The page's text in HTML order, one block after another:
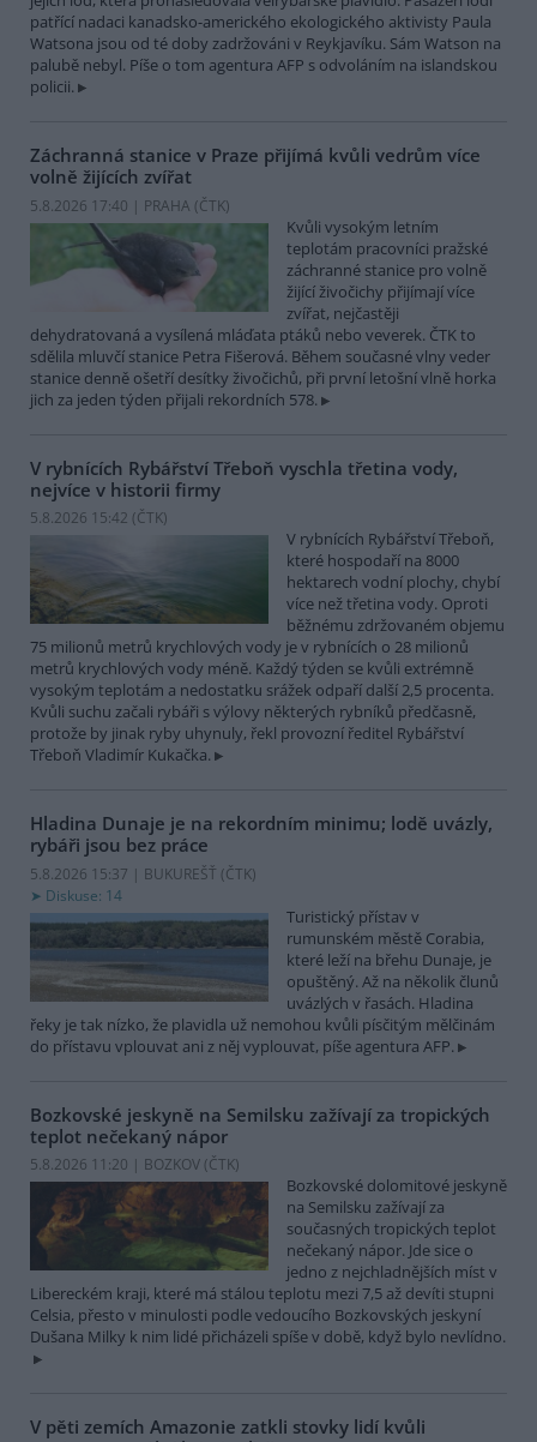
patřící nadaci kanadsko-amerického ekologického aktivisty Paula
Watsona jsou od té doby zadržováni v Reykjavíku. Sám Watson na
palubě nebyl. Píše o tom agentura AFP s odvoláním na islandskou
policii.
Záchranná stanice v Praze přijímá kvůli vedrům více
volně žijících zvířat
5.8.2026 17:40 | PRAHA (ČTK)
Kvůli vysokým letním
teplotám pracovníci pražské
záchranné stanice pro volně
žijící živočichy přijímají více
zvířat, nejčastěji
dehydratovaná a vysílená mláďata ptáků nebo veverek. ČTK to
sdělila mluvčí stanice Petra Fišerová. Během současné vlny veder
stanice denně ošetří desítky živočichů, při první letošní vlně horka
jich za jeden týden přijali rekordních 578.
V rybnících Rybářství Třeboň vyschla třetina vody,
nejvíce v historii firmy
5.8.2026 15:42 (ČTK)
V rybnících Rybářství Třeboň,
které hospodaří na 8000
hektarech vodní plochy, chybí
více než třetina vody. Oproti
běžnému zdržovaném objemu
75 milionů metrů krychlových vody je v rybnících o 28 milionů
metrů krychlových vody méně. Každý týden se kvůli extrémně
vysokým teplotám a nedostatku srážek odpaří další 2,5 procenta.
Kvůli suchu začali rybáři s výlovy některých rybníků předčasně,
protože by jinak ryby uhynuly, řekl provozní ředitel Rybářství
Třeboň Vladimír Kukačka.
Hladina Dunaje je na rekordním minimu; lodě uvázly,
rybáři jsou bez práce
5.8.2026 15:37 | BUKUREŠŤ (ČTK)
Diskuse: 14
Turistický přístav v
rumunském městě Corabia,
které leží na břehu Dunaje, je
opuštěný. Až na několik člunů
uvázlých v řasách. Hladina
řeky je tak nízko, že plavidla už nemohou kvůli písčitým mělčinám
do přístavu vplouvat ani z něj vyplouvat, píše agentura AFP.
Bozkovské jeskyně na Semilsku zažívají za tropických
teplot nečekaný nápor
5.8.2026 11:20 | BOZKOV (ČTK)
Bozkovské dolomitové jeskyně
na Semilsku zažívají za
současných tropických teplot
nečekaný nápor. Jde sice o
jedno z nejchladnějších míst v
Libereckém kraji, které má stálou teplotu mezi 7,5 až devíti stupni
Celsia, přesto v minulosti podle vedoucího Bozkovských jeskyní
Dušana Milky k nim lidé přicházeli spíše v době, když bylo nevlídno.
V pěti zemích Amazonie zatkli stovky lidí kvůli